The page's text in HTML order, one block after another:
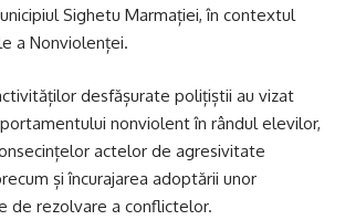
Sighetu Marmației, în contextul
a Nonviolenței.
desfășurate polițiștii au vizat
nonviolent în rândul elevilor,
actelor de agresivitate
și încurajarea adoptării unor
de rezolvare a conflictelor.